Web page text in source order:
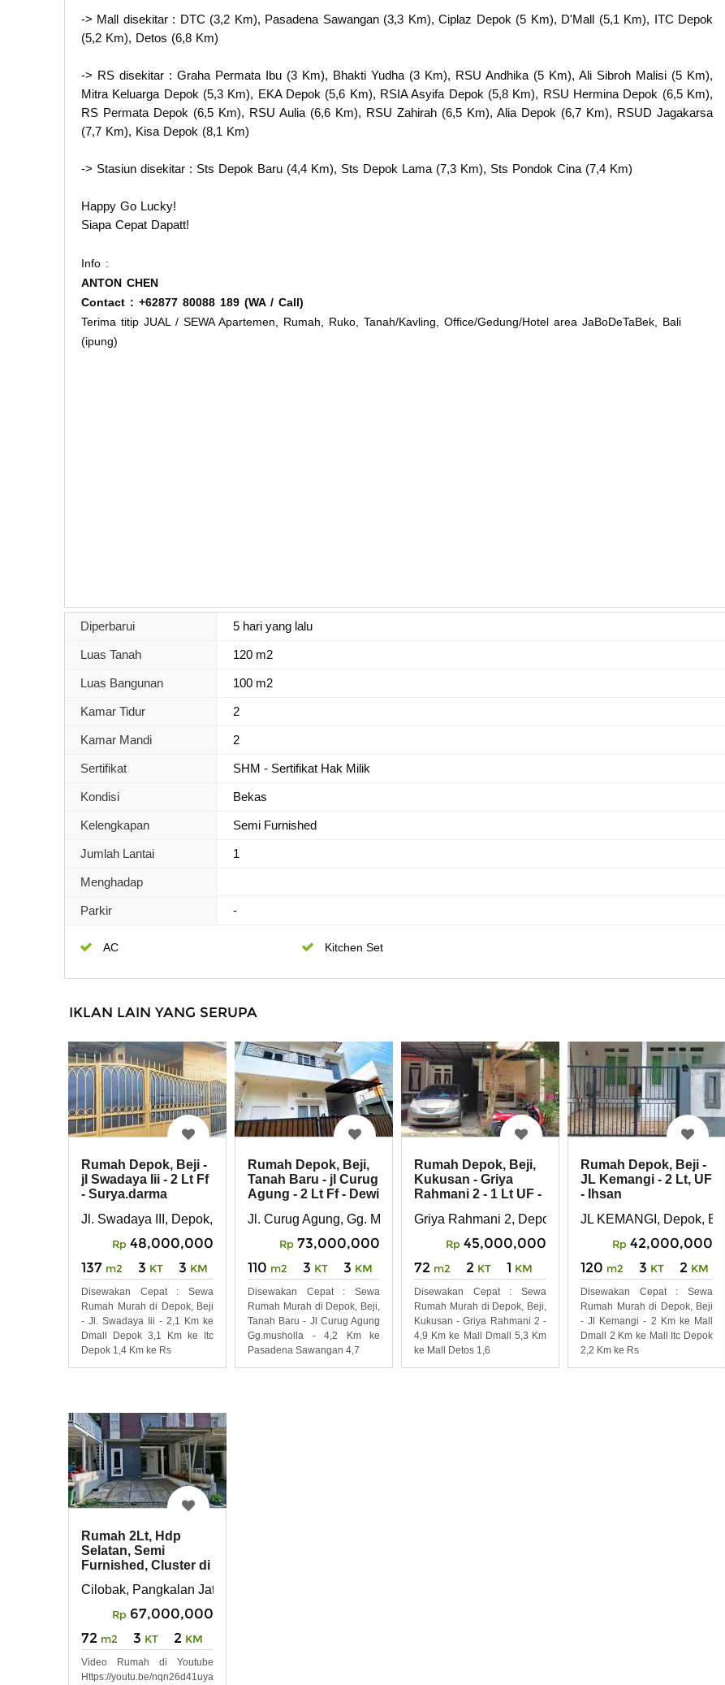
-> Mall disekitar : DTC (3,2 Km), Pasadena Sawangan (3,3 Km), Ciplaz Depok (5 Km), D'Mall (5,1 Km), ITC Depok
(5,2 Km), Detos (6,8 Km)
-> RS disekitar : Graha Permata Ibu (3 Km), Bhakti Yudha (3 Km), RSU Andhika (5 Km), Ali Sibroh Malisi (5 Km),
Mitra Keluarga Depok (5,3 Km), EKA Depok (5,6 Km), RSIA Asyifa Depok (5,8 Km), RSU Hermina Depok (6,5 Km),
RS Permata Depok (6,5 Km), RSU Aulia (6,6 Km), RSU Zahirah (6,5 Km), Alia Depok (6,7 Km), RSUD Jagakarsa
(7,7 Km), Kisa Depok (8,1 Km)
-> Stasiun disekitar : Sts Depok Baru (4,4 Km), Sts Depok Lama (7,3 Km), Sts Pondok Cina (7,4 Km)
Happy Go Lucky!
Siapa Cepat Dapatt!
Info :
ANTON CHEN
Contact : +62877 80088 189 (WA / Call)
Terima titip JUAL / SEWA Apartemen, Rumah, Ruko, Tanah/Kavling, Office/Gedung/Hotel area JaBoDeTaBek, Bali
(ipung)
Diperbarui 5 hari yang lalu
Luas Tanah 120 m2
Luas Bangunan 100 m2
Kamar Tidur 2
Kamar Mandi 2
Sertifikat SHM - Sertifikat Hak Milik
Kondisi Bekas
Kelengkapan Semi Furnished
Jumlah Lantai 1
Menghadap
Parkir -
AC Kitchen Set
IKLAN LAIN YANG SERUPA
Rumah Depok, Beji -
jl Swadaya Iii - 2 Lt Ff
- Surya.darma
Jl. Swadaya III, Depok, Beji
Rp 48,000,000
137 m2 3 KT 3 KM
Disewakan Cepat : Sewa
Rumah Murah di Depok, Beji
- Jl. Swadaya Iii - 2,1 Km ke
Dmall Depok 3,1 Km ke Itc
Depok 1,4 Km ke Rs
Rumah Depok, Beji,
Tanah Baru - jl Curug
Agung - 2 Lt Ff - Dewi
Jl. Curug Agung, Gg. Musholla, Depok, Beji, Tanah Baru
Rp 73,000,000
110 m2 3 KT 3 KM
Disewakan Cepat : Sewa
Rumah Murah di Depok, Beji,
Tanah Baru - Jl Curug Agung
Gg.musholla - 4,2 Km ke
Pasadena Sawangan 4,7
Rumah Depok, Beji,
Kukusan - Griya
Rahmani 2 - 1 Lt UF -
Griya Rahmani 2, Depok, Beji, Kukusan
Rp 45,000,000
72 m2 2 KT 1 KM
Disewakan Cepat : Sewa
Rumah Murah di Depok, Beji,
Kukusan - Griya Rahmani 2 -
4,9 Km ke Mall Dmall 5,3 Km
ke Mall Detos 1,6
Rumah Depok, Beji -
JL Kemangi - 2 Lt, UF
- Ihsan
JL KEMANGI, Depok, Beji
Rp 42,000,000
120 m2 3 KT 2 KM
Disewakan Cepat : Sewa
Rumah Murah di Depok, Beji
- Jl Kemangi - 2 Km ke Mall
Dmall 2 Km ke Mall Itc Depok
2,2 Km ke Rs
Rumah 2Lt, Hdp
Selatan, Semi
Furnished, Cluster di
Cilobak, Pangkalan Jati
Rp 67,000,000
72 m2 3 KT 2 KM
Video Rumah di Youtube
Https://youtu.be/nqn26d41uya